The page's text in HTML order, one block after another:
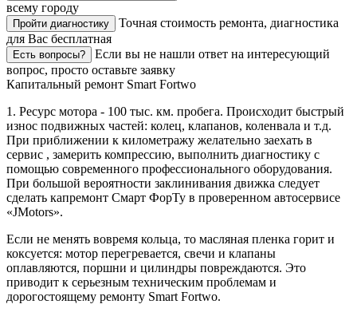
всему городу
Пройти диагностику
Точная стоимость ремонта, диагностика
для Вас бесплатная
Есть вопросы?
Если вы не нашли ответ на интересующий
вопрос, просто оставьте заявку
Капитальный ремонт Smart Fortwo
1. Ресурс мотора - 100 тыс. км. пробега. Происходит быстрый
износ подвижных частей: колец, клапанов, коленвала и т.д.
При приближении к километражу желательно заехать в
сервис , замерить компрессию, выполнить диагностику с
помощью современного профессионального оборудования.
При большой вероятности заклинивания движка следует
сделать капремонт Смарт ФорТу в проверенном автосервисе
«JMotors».
Если не менять вовремя кольца, то масляная пленка горит и
коксуется: мотор перегревается, свечи и клапаны
оплавляются, поршни и цилиндры повреждаются. Это
приводит к серьезным техническим проблемам и
дорогостоящему ремонту Smart Fortwo.